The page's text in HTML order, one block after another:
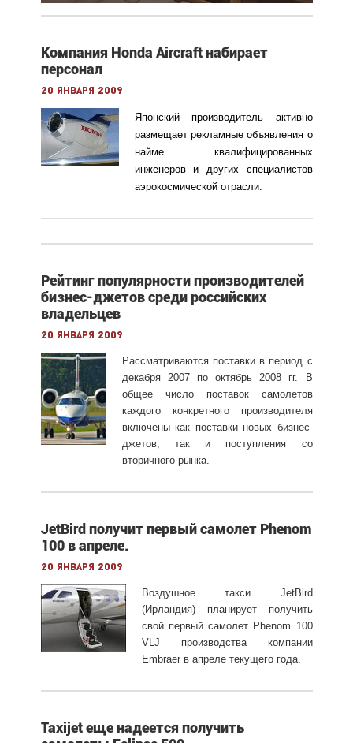
Компания Honda Aircraft набирает
персонал
20 января 2009
Японский производитель активно
размещает рекламные объявления о
найме квалифицированных
инженеров и других специалистов
аэрокосмической отрасли.
Рейтинг популярности производителей
бизнес-джетов среди российских
владельцев
20 января 2009
Рассматриваются поставки в период с
декабря 2007 по октябрь 2008 гг. В
общее число поставок самолетов
каждого конкретного производителя
включены как поставки новых бизнес-
джетов, так и поступления со
вторичного рынка.
JetBird получит первый самолет Phenom
100 в апреле.
20 января 2009
Воздушное такси JetBird
(Ирландия) планирует получить
свой первый самолет Phenom 100
VLJ производства компании
Embraer в апреле текущего года.
Taxijet еще надеется получить